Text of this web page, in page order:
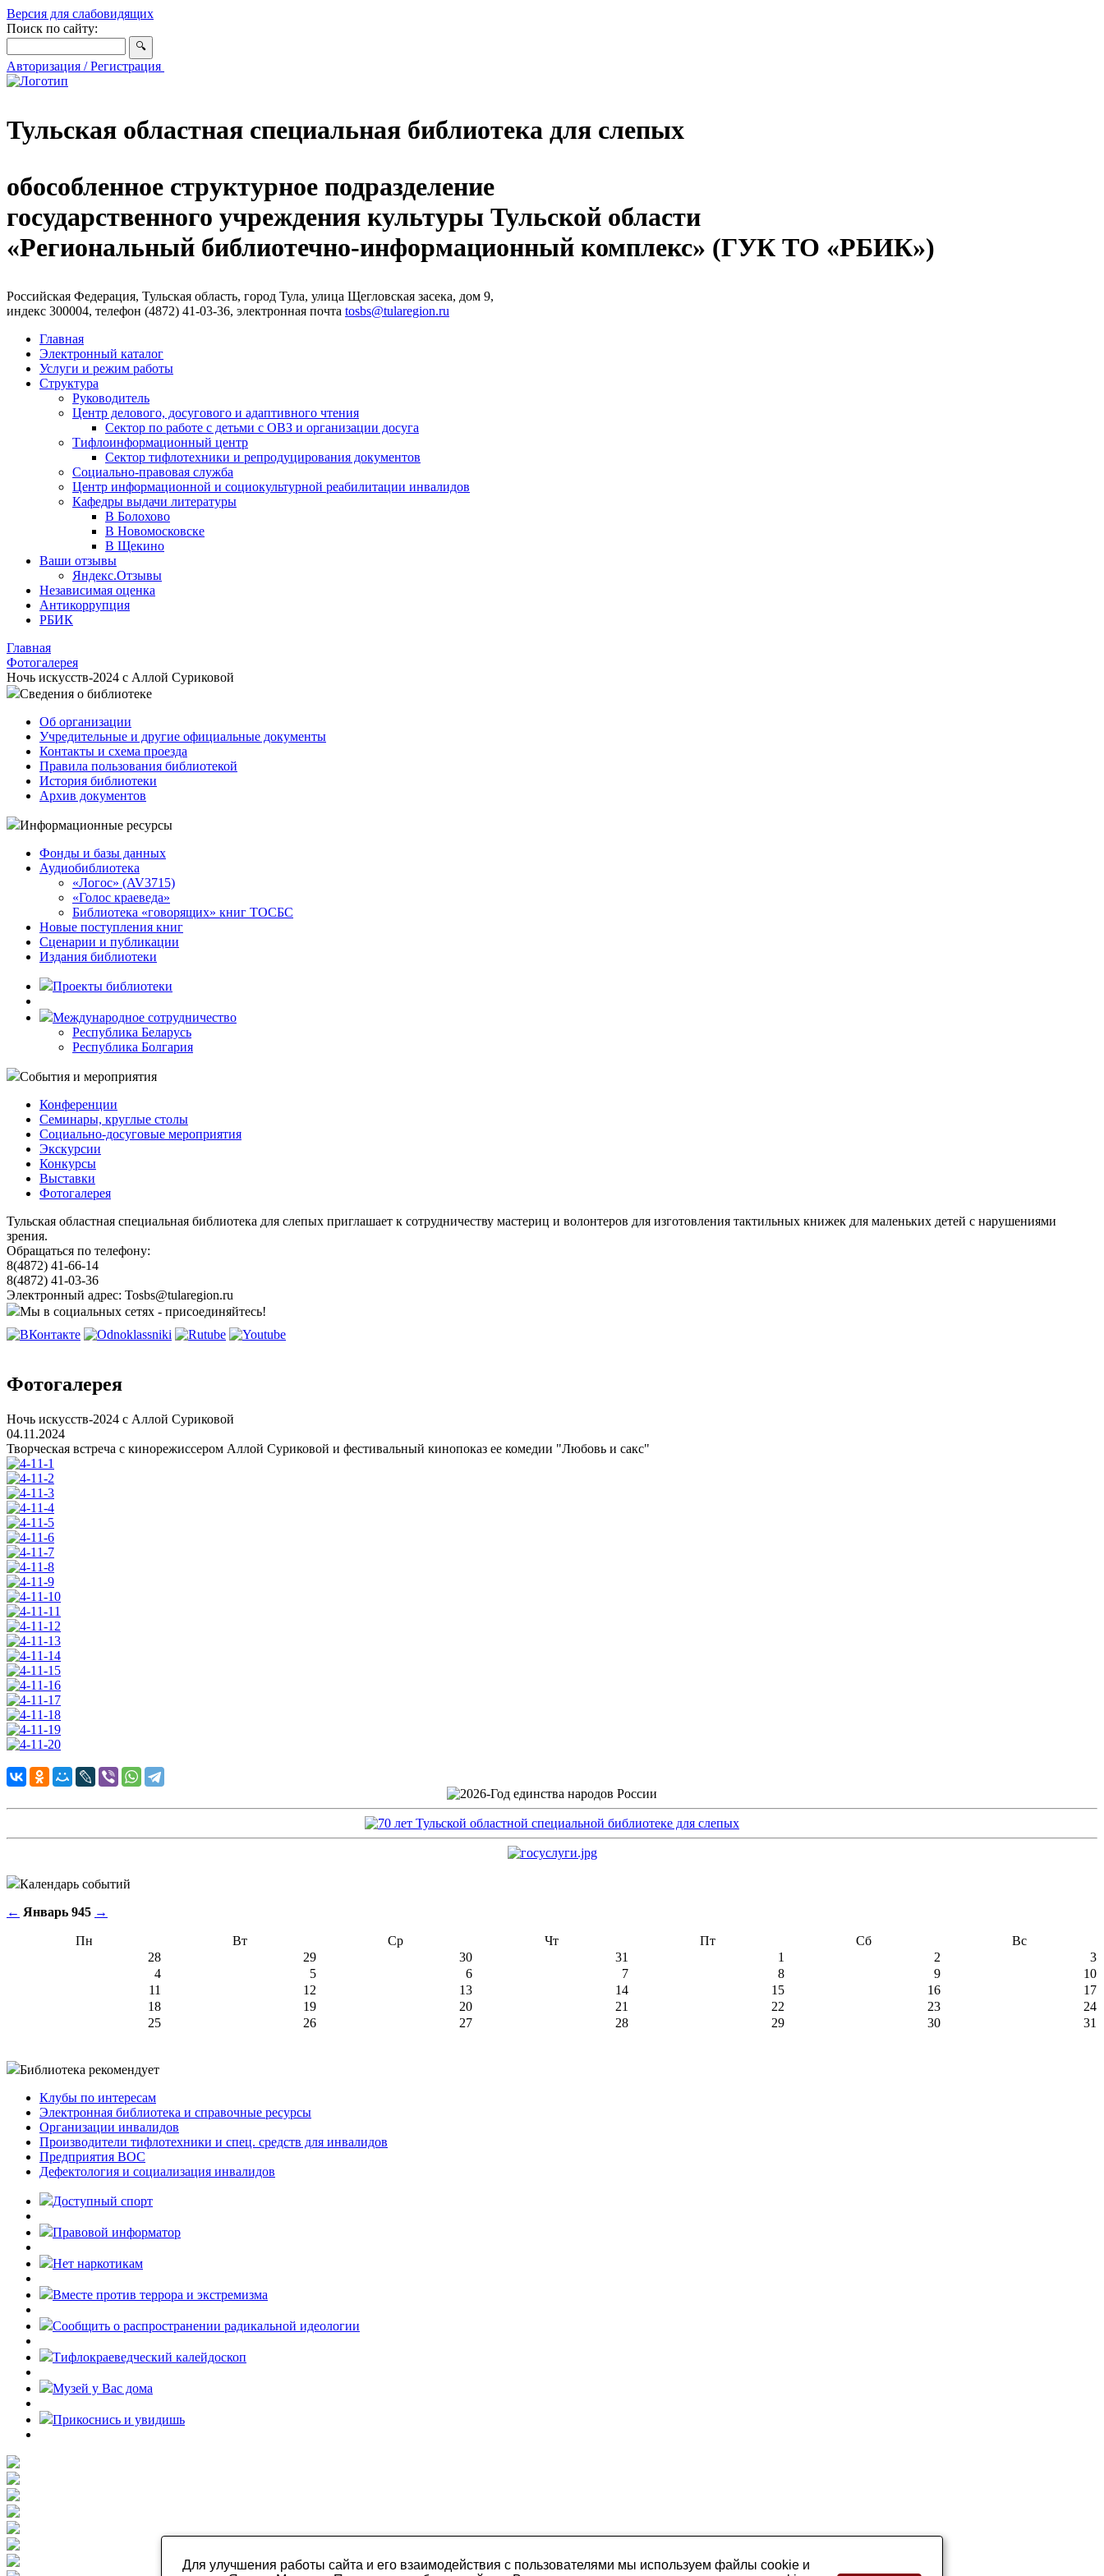
Версия для слабовидящих
Поиск по сайту:
Авторизация / Регистрация
Тульская областная специальная библиотека для слепых
обособленное структурное подразделение
государственного учреждения культуры Тульской области
«Региональный библиотечно-информационный комплекс» (ГУК ТО «РБИК»)
Российская Федерация, Тульская область, город Тула, улица Щегловская засека, дом 9,
индекс 300004, телефон (4872) 41-03-36, электронная почта tosbs@tularegion.ru
Главная
Электронный каталог
Услуги и режим работы
Структура
Руководитель
Центр делового, досугового и адаптивного чтения
Сектор по работе с детьми с ОВЗ и организации досуга
Тифлоинформационный центр
Сектор тифлотехники и репродуцирования документов
Социально-правовая служба
Центр информационной и социокультурной реабилитации инвалидов
Кафедры выдачи литературы
В Болохово
В Новомосковске
В Щекино
Ваши отзывы
Яндекс.Отзывы
Независимая оценка
Антикоррупция
РБИК
Главная
Фотогалерея
Ночь искусств-2024 с Аллой Суриковой
Сведения о библиотеке
Об организации
Учредительные и другие официальные документы
Контакты и схема проезда
Правила пользования библиотекой
История библиотеки
Архив документов
Информационные ресурсы
Фонды и базы данных
Аудиобиблиотека
«Логос» (AV3715)
«Голос краеведа»
Библиотека «говорящих» книг ТОСБС
Новые поступления книг
Сценарии и публикации
Издания библиотеки
Проекты библиотеки
Международное сотрудничество
Республика Беларусь
Республика Болгария
События и мероприятия
Конференции
Семинары, круглые столы
Социально-досуговые мероприятия
Экскурсии
Конкурсы
Выставки
Фотогалерея
Тульская областная специальная библиотека для слепых приглашает к сотрудничеству мастериц и волонтеров для изготовления тактильных книжек для маленьких детей с нарушениями
зрения.
Обращаться по телефону:
8(4872) 41-66-14
8(4872) 41-03-36
Электронный адрес: Tosbs@tularegion.ru
Мы в социальных сетях - присоединяйтесь!
Фотогалерея
Ночь искусств-2024 с Аллой Суриковой
04.11.2024
Творческая встреча с кинорежиссером Аллой Суриковой и фестивальный кинопоказ ее комедии "Любовь и сакс"
Календарь событий
← Январь 945 →
Пн Вт Ср Чт Пт Сб
Вс
28
29 30 31 1 2
3
4
5 6 7 8 9
10
11
12 13 14 15 16
17
18
19 20 21 22 23
24
25
26 27 28 29 30 31
Библиотека рекомендует
Клубы по интересам
Электронная библиотека и справочные ресурсы
Организации инвалидов
Производители тифлотехники и спец. средств для инвалидов
Предприятия ВОС
Дефектология и социализация инвалидов
Доступный спорт
Правовой информатор
Нет наркотикам
Вместе против террора и экстремизма
Cообщить о распространении радикальной идеологии
Тифлокраеведческий калейдоскоп
Музей у Вас дома
Прикоснись и увидишь
Для улучшения работы сайта и его взаимодействия с пользователями мы используем файлы cookie и